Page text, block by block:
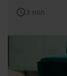
schedule3 min